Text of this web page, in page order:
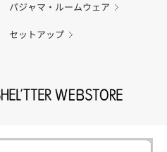
パジャマ・ルームウェア
セットアップ